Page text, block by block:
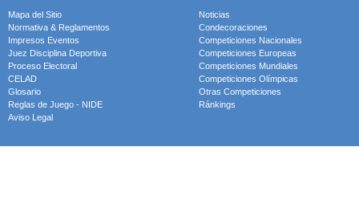
Mapa del Sitio
Normativa & Reglamentos
Impresos Eventos
Juez Disciplina Deportiva
Proceso Electoral
CELAD
Glosario
Reglas de Juego - NIDE
Aviso Legal
Noticias
Condecoraciones
Competiciones Nacionales
Competiciones Europeas
Competiciones Mundiales
Competiciones Olímpicas
Otras Competiciones
Ránkings